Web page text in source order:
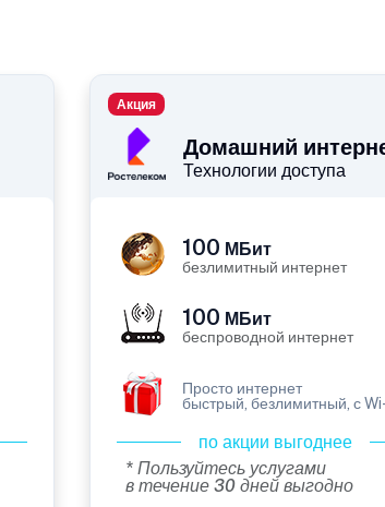
Домашний
Технологии доступа
Акция
100 МБит
безлимитный интернет
100 МБит
беспроводной интернет
Просто интернет
быстрый, безлимитный, с
по акции выгоднее
* Пользуйтесь услугами
в течение 30 дней выгодно